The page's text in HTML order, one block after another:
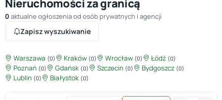
Nieruchomości za granicą
0 aktualne ogłoszenia od osób prywatnych i agencji
Zapisz wyszukiwanie
Warszawa (0) Kraków (0) Wrocław (0) Łódź (0)
Poznań (0) Gdańsk (0) Szczecin (0) Bydgoszcz (0)
Lublin (0) Białystok (0)